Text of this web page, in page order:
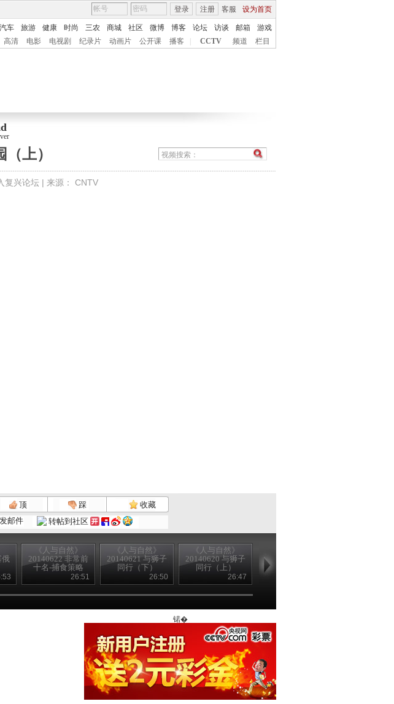
客服 设为首页
登录 注册
汽车 旅游 健康 时尚 三农 商城 社区 微博 博客 论坛 访谈 邮箱
游戏
高清 电影 电视剧 纪录片 动画片 公开课 播客 CCTV 频道 栏目
上）
复兴论坛 | 来源： CNTV
顶 踩
收藏
邮件 转帖到社区
俄
《人与自然》
20140622 非常前
十名-捕食策略
26:51
《人与自然》
20140621 与狮子
同行（下）
26:50
《人与自然》
20140620 与狮子
同行（上）
26:47
20140619 漫漫成
锘�